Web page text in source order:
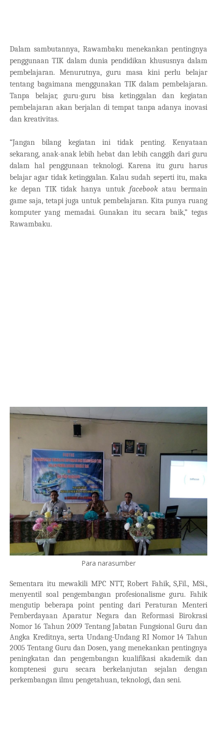
Dalam sambutannya, Rawambaku menekankan pentingnya
penggunaan TIK dalam dunia pendidikan khususnya dalam
pembelajaran. Menurutnya, guru masa kini perlu belajar
tentang bagaimana menggunakan TIK dalam pembelajaran.
Tanpa belajar, guru-guru bisa ketinggalan dan kegiatan
pembelajaran akan berjalan di tempat tanpa adanya inovasi
dan kreativitas.
“Jangan bilang kegiatan ini tidak penting. Kenyataan
sekarang, anak-anak lebih hebat dan lebih canggih dari guru
dalam hal penggunaan teknologi. Karena itu guru harus
belajar agar tidak ketinggalan. Kalau sudah seperti itu, maka
ke depan TIK tidak hanya untuk facebookatau bermain
game saja, tetapi juga untuk pembelajaran. Kita punya ruang
komputer yang memadai. Gunakan itu secara baik,” tegas
Rawambaku.
Para narasumber
Sementara itu mewakili MPC NTT, Robert Fahik, S,Fil., MSi.,
menyentil soal pengembangan profesionalisme guru. Fahik
mengutip beberapa point penting dari Peraturan Menteri
Pemberdayaan Aparatur Negara dan Reformasi Birokrasi
Nomor 16 Tahun 2009 Tentang Jabatan Fungsional Guru dan
Angka Kreditnya, serta Undang-Undang RI Nomor 14 Tahun
2005 Tentang Guru dan Dosen, yang menekankan pentingnya
peningkatan dan pengembangan kualifikasi akademik dan
komptenesi guru secara berkelanjutan sejalan dengan
perkembangan ilmu pengetahuan, teknologi, dan seni.